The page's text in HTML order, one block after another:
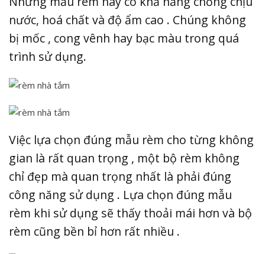
nước, hoá chất và độ ẩm cao . Chúng không
bị mốc , cong vênh hay bạc màu trong quá
trình sử dụng.
Việc lựa chọn đúng mẫu rèm cho từng không
gian là rất quan trọng , một bộ rèm không
chỉ đẹp mà quan trọng nhất là phải đúng
công năng sử dụng . Lựa chọn đúng mẫu
rèm khi sử dụng sẽ thấy thoải mái hơn và bộ
rèm cũng bền bỉ hơn rất nhiều .